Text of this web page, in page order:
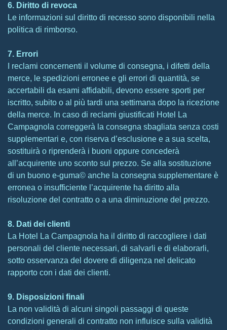
6. Diritto di revoca
Le informazioni sul diritto di recesso sono disponibili nella
politica di rimborso.
7. Errori
I reclami concernenti il volume di consegna, i difetti della
merce, le spedizioni erronee e gli errori di quantità, se
accertabili da esami affidabili, devono essere sporti per
iscritto, subito o al più tardi una settimana dopo la ricezione
della merce. In caso di reclami giustificati Hotel La
Campagnola correggerà la consegna sbagliata senza costi
supplementari e, con riserva d’esclusione e a sua scelta,
sostituirà o riprenderà i buoni oppure concederà
all’acquirente uno sconto sul prezzo. Se alla sostituzione
di un buono e-guma© anche la consegna supplementare è
erronea o insufficiente l’acquirente ha diritto alla
risoluzione del contratto o a una diminuzione del prezzo.
8. Dati dei clienti
La Hotel La Campagnola ha il diritto di raccogliere i dati
personali del cliente necessari, di salvarli e di elaborarli,
sotto osservanza del dovere di diligenza nel delicato
rapporto con i dati dei clienti.
9. Disposizioni finali
La non validità di alcuni singoli passaggi di queste
condizioni generali di contratto non influisce sulla validità